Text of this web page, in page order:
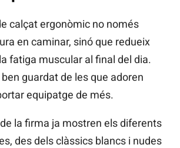
calçat ergonòmic no només
en caminar, sinó que redueix
fatiga muscular al final del dia.
guardat de les que adoren
equipatge de més.
la firma ja mostren els diferents
des dels clàssics blancs i nudes